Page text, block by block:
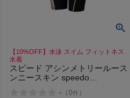
【10%OFF】水泳 スイム フィットネス
水着
スピード アシンメトリールース
ンニースキン speedo
- （0件 ）